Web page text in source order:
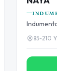
85-210